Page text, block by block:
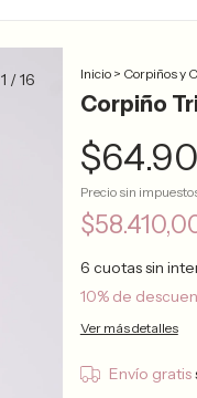
1 /16 Inicio > Corpiños y
Corpiño
Precio sin
6 cuotas sin
10% de
Ver más detalles
Envío gratis